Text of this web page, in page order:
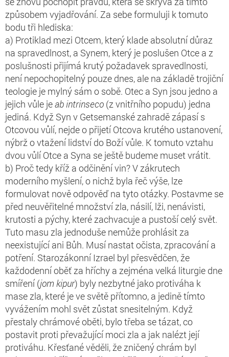
způsobem vyjadřování. Za sebe formuluji k tomuto
bodu tři hlediska:
a) Protiklad mezi Otcem, který klade absolutní důraz
na spravedlnost, a Synem, který je poslušen Otce a z
poslušnosti přijímá krutý požadavek spravedlnosti,
není nepochopitelný pouze dnes, ale na základě trojiční
teologie je mylný sám o sobě. Otec a Syn jsou jedno a
jejich vůle jeab intrinseco (z vnitřního popudu) jedna
jediná. Když Syn v Getsemanské zahradě zápasí s
Otcovou vůlí, nejde o přijetí Otcova krutého ustanovení,
nýbrž o vtažení lidství do Boží vůle. K tomuto vztahu
dvou vůlí Otce a Syna se ještě budeme muset vrátit.
b) Proč tedy kříž a odčinění vin? V zákrutech
moderního myšlení, o nichž byla řeč výše, lze
formulovat nově odpověď na tyto otázky. Postavme se
před neuvěřitelné množství zla, násilí, lži, nenávisti,
krutosti a pýchy, které zachvacuje a pustoší celý svět.
Tuto masu zla jednoduše nemůže prohlásit za
neexistující ani Bůh. Musí nastat očista, zpracování a
potření. Starozákonní Izrael byl přesvědčen, že
každodenní oběť za hříchy a zejména velká liturgie dne
smíření (jom kipur) byly nezbytné jako protiváha k
mase zla, které je ve světě přítomno, a jedině tímto
vyvážením mohl svět zůstat snesitelným. Když
přestaly chrámové oběti, bylo třeba se tázat, co
postavit proti převažující moci zla a jak nalézt její
protiváhu. Křesťané věděli, že zničený chrám byl